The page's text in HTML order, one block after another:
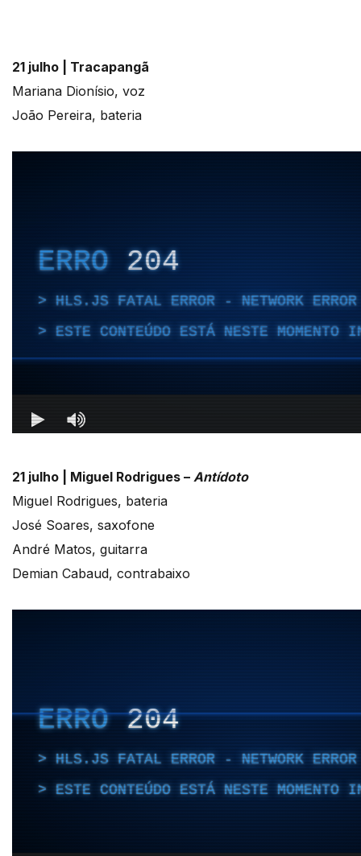
21 julho | Tracapangã
Mariana Dionísio, voz
João Pereira, bateria
21 julho | Miguel Rodrigues – Antídoto
Miguel Rodrigues, bateria
José Soares, saxofone
André Matos, guitarra
Demian Cabaud, contrabaixo